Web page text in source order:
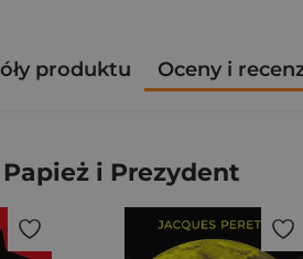
produktu Oceny i
i Prezydent